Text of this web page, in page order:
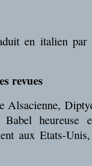
en italien par
revues
Alsacienne,
heureuse
aux Etats-